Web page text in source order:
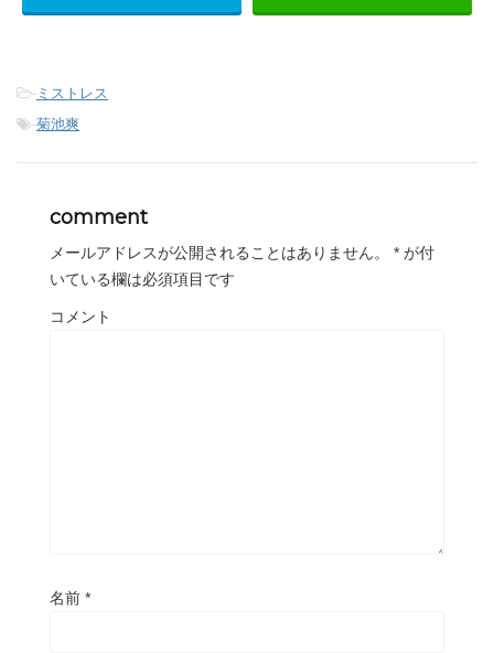
- ミストレス
-菊池爽
comment
メールアドレスが公開されることはありません。 * が付
いている欄は必須項目です
コメント
名前 *